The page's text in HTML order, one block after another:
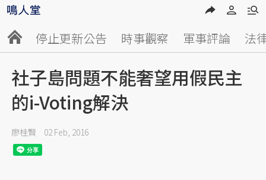
停止更新公告 時事觀察 軍事評論 法
社子島問題不能奢望用假民主
的i-Voting解決
廖桂賢 02 Feb, 2016